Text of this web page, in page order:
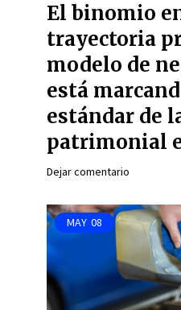
El binomio
trayectoria
modelo de
está
estándar de
patrimonial
Dejar comentario
MAY 08